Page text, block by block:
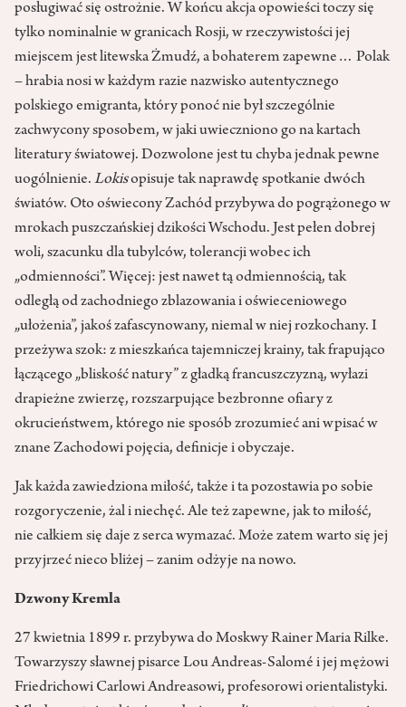
posługiwać się ostrożnie. W końcu akcja opowieści toczy się
tylko nominalnie w granicach Rosji, w rzeczywistości jej
miejscem jest litewska Żmudź, a bohaterem zapewne… Polak
– hrabia nosi w każdym razie nazwisko autentycznego
polskiego emigranta, który ponoć nie był szczególnie
zachwycony sposobem, w jaki uwieczniono go na kartach
literatury światowej. Dozwolone jest tu chyba jednak pewne
uogólnienie. Lokisopisuje tak naprawdę spotkanie dwóch
światów. Oto oświecony Zachód przybywa do pogrążonego w
mrokach puszczańskiej dzikości Wschodu. Jest pełen dobrej
woli, szacunku dla tubylców, tolerancji wobec ich
„odmienności”. Więcej: jest nawet tą odmiennością, tak
odległą od zachodniego zblazowania i oświeceniowego
„ułożenia”, jakoś zafascynowany, niemal w niej rozkochany. I
przeżywa szok: z mieszkańca tajemniczej krainy, tak frapująco
łączącego „bliskość natury” z gładką francuszczyzną, wyłazi
drapieżne zwierzę, rozszarpujące bezbronne ofiary z
okrucieństwem, którego nie sposób zrozumieć ani wpisać w
znane Zachodowi pojęcia, definicje i obyczaje.
Jak każda zawiedziona miłość, także i ta pozostawia po sobie
rozgoryczenie, żal i niechęć. Ale też zapewne, jak to miłość,
nie całkiem się daje z serca wymazać. Może zatem warto się jej
przyjrzeć nieco bliżej – zanim odżyje na nowo.
Dzwony Kremla
27 kwietnia 1899 r. przybywa do Moskwy Rainer Maria Rilke.
Towarzyszy sławnej pisarce Lou Andreas-Salomé i jej mężowi
Friedrichowi Carlowi Andreasowi, profesorowi orientalistyki.